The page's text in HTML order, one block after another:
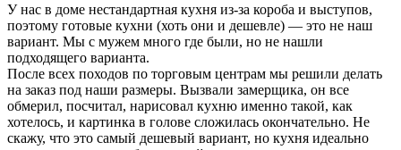
У нас в доме нестандартная кухня из-за короба и выступов,
поэтому готовые кухни (хоть они и дешевле) — это не наш
вариант. Мы с мужем много где были, но не нашли
подходящего варианта.
После всех походов по торговым центрам мы решили делать
на заказ под наши размеры. Вызвали замерщика, он все
обмерил, посчитал, нарисовал кухню именно такой, как
хотелось, и картинка в голове сложилась окончательно. Не
скажу, что это самый дешевый вариант, но кухня идеально